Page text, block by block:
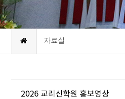
자료실
2026 교리신학원 홍보영상